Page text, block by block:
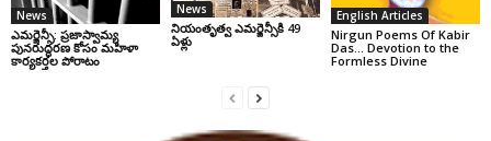
News
ఎమర్జెన్సీ: ప్రజాస్వామ్య
పునరుద్ధరణ కోసం మహిళా
కార్యకర్తల పోరాటం
News
నియంతృత్వ ఎమర్జెన్సీకి 49
ఏళ్లు
English Articles
Nirgun Poems Of Kabir
Das… Devotion to the
Formless Divine